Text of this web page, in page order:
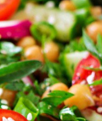
and
Shariah
Full Mishary
الشرعية